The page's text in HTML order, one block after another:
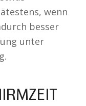
wenn
besser
unter